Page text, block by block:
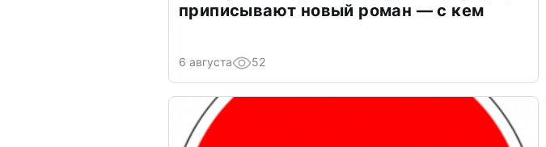
приписывают новый роман — с кем
6 августа 52